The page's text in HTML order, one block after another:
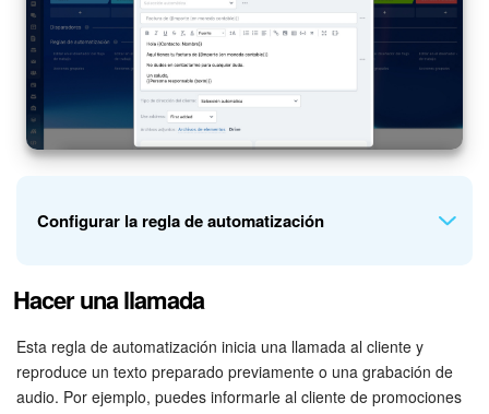
CRM + Online store
Tienda CRM
Empleados
Firma electrónica para RR. HH.
Automatización
Flujos de trabajo
Configurar la regla de automatización
Ve a la sección deNegociaciones
automatización
Enviar correo electrónico al cliente
etapa
Hacer una llamada
Esta regla de automatización inicia una llamada al cliente y
reproduce un texto preparado previamente o una grabación de
audio. Por ejemplo, puedes informarle al cliente de promociones